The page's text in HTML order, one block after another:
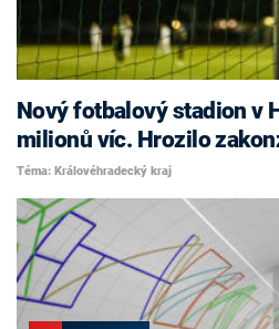
Nový fotbalový stadion v
milionů víc. Hrozilo
Téma: Královéhradecký kraj